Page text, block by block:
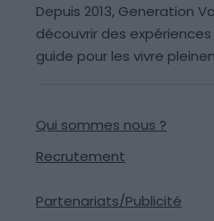
Depuis 2013, Generation
découvrir des
guide pour les vivre
Qui sommes nous ?
Recrutement
Partenariats/Publicité